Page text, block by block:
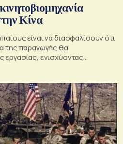
Κίνα
είναι να διασφαλίσουν ότι
της παραγωγής θα
εργασίας, ενισχύοντας